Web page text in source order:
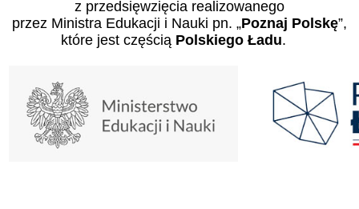
z przedsięwzięcia realizowanego
przez Ministra Edukacji i Nauki pn. „Poznaj Polskę”,
które jest częścią Polskiego Ładu.